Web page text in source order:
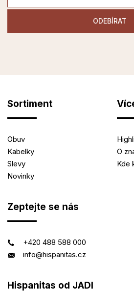
Sortiment
Obuv
Kabelky
Slevy
Novinky
O
Kde
Zeptejte se nás
+420 488 588 000
info@hispanitas.cz
Hispanitas od JADI